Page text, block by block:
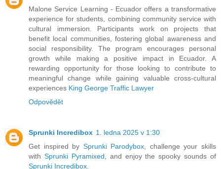
Malone Service Learning - Ecuador offers a transformative
experience for students, combining community service with
cultural immersion. Participants work on projects that
benefit local communities, fostering global awareness and
social responsibility. The program encourages personal
growth while making a positive impact in Ecuador. A
rewarding opportunity for those looking to contribute to
meaningful change while gaining valuable cross-cultural
experiences King George Traffic Lawyer
Odpovědět
Sprunki Incredibox 1. ledna 2025 v 1:30
Get inspired by Sprunki Parodybox , challenge your skills
with Sprunki Pyramixed , and enjoy the spooky sounds of
Sprunki Incredibox